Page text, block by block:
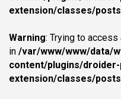
extension/classes/
Warning: Trying to access
in /var/www/www/data/
content/plugins/
extension/classes/